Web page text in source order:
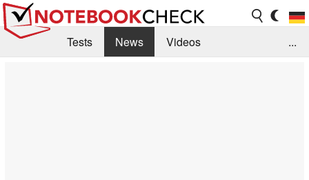
Tests News
Videos
...